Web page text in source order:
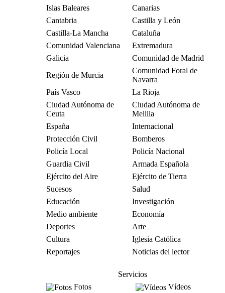
Islas Baleares
Canarias
Cantabria
Castilla y León
Castilla-La Mancha
Cataluña
Comunidad Valenciana
Extremadura
Galicia
Comunidad de Madrid
Región de Murcia
Comunidad Foral de
Navarra
País Vasco
La Rioja
Ciudad Autónoma de
Ceuta
Ciudad Autónoma de
Melilla
España
Internacional
Protección Civil
Bomberos
Policía Local
Policía Nacional
Guardia Civil
Armada Española
Ejército del Aire
Ejército de Tierra
Sucesos
Salud
Educación
Investigación
Medio ambiente
Economía
Deportes
Arte
Cultura
Iglesia Católica
Reportajes
Noticias del lector
Servicios
Fotos
Vídeos